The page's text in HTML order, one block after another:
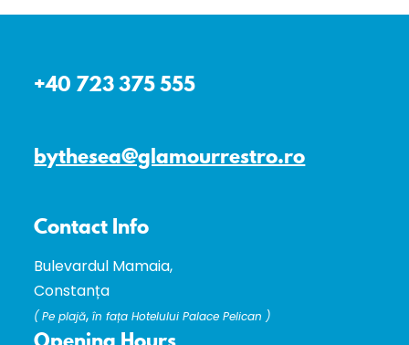
+40 723 375 555
bythesea@glamourrestro.ro
Contact Info
Bulevardul Mamaia,
Constanța
(Pe plajă, în fața Hotelului Palace Pelican )